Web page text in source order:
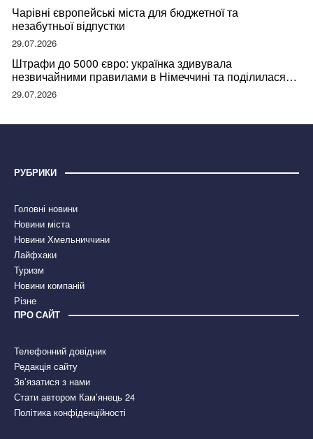
Чарівні європейські міста для бюджетної та
незабутньої відпустки
29.07.2026
Штрафи до 5000 євро: українка здивувала
незвичайними правилами в Німеччині та поділилася
правдою
29.07.2026
РУБРИКИ
Головні новини
Новини міста
Новини Хмельниччини
Лайфхаки
Туризм
Новини компаній
Різне
ПРО САЙТ
Телефонний довідник
Редакція сайту
Зв’язатися з нами
Стати автором Кам’янець 24
Політика конфіденційності